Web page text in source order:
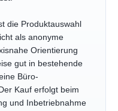
die Produktauswahl
als anonyme
Orientierung
gut in bestehende
Büro-
Kauf erfolgt beim
und Inbetriebnahme